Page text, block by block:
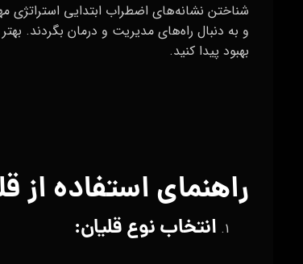
شناختن نشانه‌های اضطراب ابتدایی
و به دنبال راه‌های مدیریت و درمان بگردند.
بهبود پیدا کنید.
راهنمای استفاده از
انتخاب نوع قلیان: